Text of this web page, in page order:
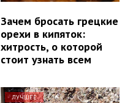
Зачем бросать грецкие
орехи в кипяток:
хитрость, о которой
стоит узнать всем
ЛУЧШЕЕ